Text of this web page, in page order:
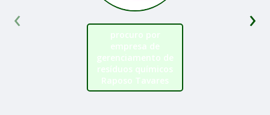
procuro por
empresa de
gerenciamento de
resíduos químicos
Raposo Tavares
‹ ›